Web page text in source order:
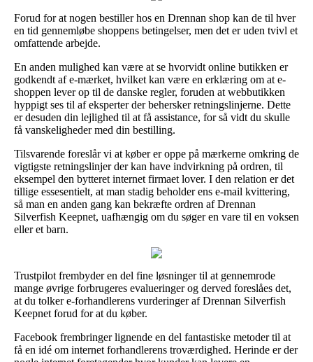
Forud for at nogen bestiller hos en Drennan shop kan de til hver
en tid gennemløbe shoppens betingelser, men det er uden tvivl et
omfattende arbejde.
En anden mulighed kan være at se hvorvidt online butikken er
godkendt af e-mærket, hvilket kan være en erklæring om at e-
shoppen lever op til de danske regler, foruden at webbutikken
hyppigt ses til af eksperter der behersker retningslinjerne. Dette
er desuden din lejlighed til at få assistance, for så vidt du skulle
få vanskeligheder med din bestilling.
Tilsvarende foreslår vi at køber er oppe på mærkerne omkring de
vigtigste retningslinjer der kan have indvirkning på ordren, til
eksempel den bytteret internet firmaet lover. I den relation er det
tillige essesentielt, at man stadig beholder ens e-mail kvittering,
så man en anden gang kan bekræfte ordren af Drennan
Silverfish Keepnet, uafhængig om du søger en vare til en voksen
eller et barn.
Trustpilot frembyder en del fine løsninger til at gennemrode
mange øvrige forbrugeres evalueringer og derved foreslåes det,
at du tolker e-forhandlerens vurderinger af Drennan Silverfish
Keepnet forud for at du køber.
Facebook frembringer lignende en del fantastiske metoder til at
få en idé om internet forhandlerens troværdighed. Herinde er der